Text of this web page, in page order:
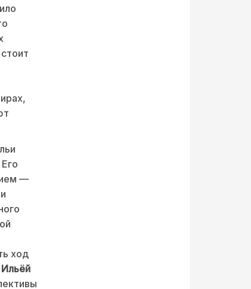
—
ход
Ильёй